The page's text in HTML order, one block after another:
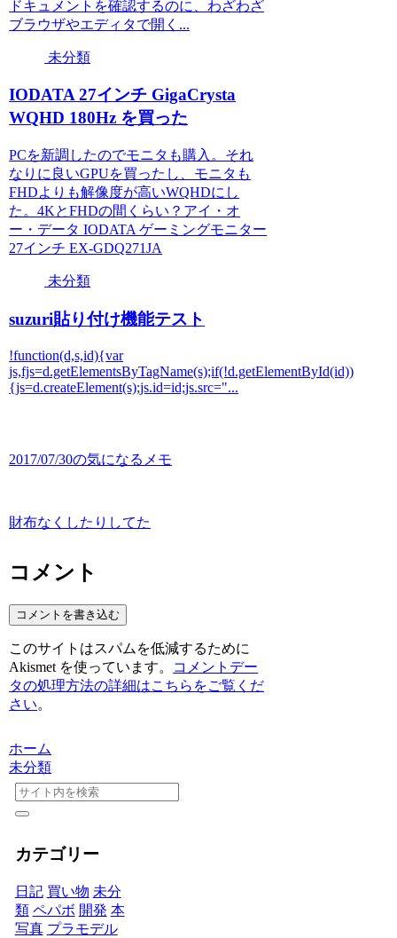
ドキュメントを確認するのに、わざわざ
ブラウザやエディタで開く...
未分類
IODATA 27インチ GigaCrysta
WQHD 180Hz を買った
PCを新調したのでモニタも購入。それ
なりに良いGPUを買ったし、モニタも
FHDよりも解像度が高いWQHDにし
た。4KとFHDの間くらい？アイ・オ
ー・データ IODATA ゲーミングモニター
27インチ EX-GDQ271JA
未分類
suzuri貼り付け機能テスト
!function(d,s,id){var
js,fjs=d.getElementsByTagName(s);if(!d.getElementById(id))
{js=d.createElement(s);js.id=id;js.src="...
2017/07/30の気になるメモ
財布なくしたりしてた
コメント
コメントを書き込む
このサイトはスパムを低減するために
Akismet を使っています。
コメントデー
タの処理方法の詳細はこちらをご覧くだ
さい。
ホーム
未分類
カテゴリー
日記 買い物 未分
類 ペパボ 開発 本
写真 プラモデル